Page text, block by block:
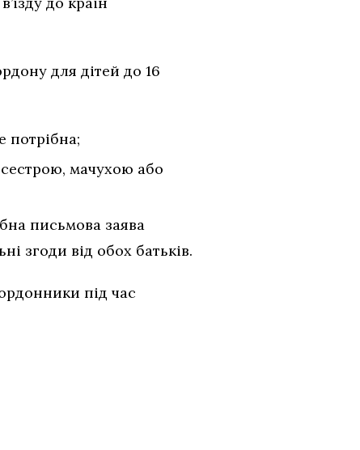
для дітей до 16
потрібна;
мачухою або
письмова заява
згоди від обох батьків.
під час